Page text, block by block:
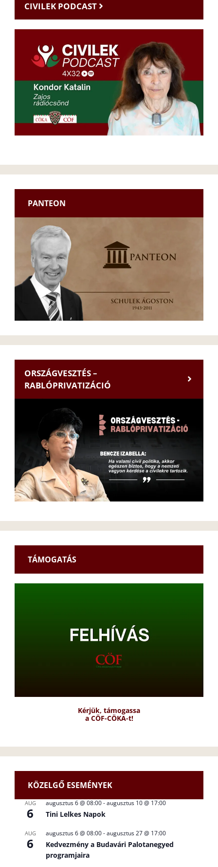
CIVILEK PODCAST
PANTEON
ORSZÁGVESZTÉS –
RABLÓPRIVATIZÁCIÓ
TÁMOGATÁS
Kérjük, támogassa
a CÖF-CÖKA-t!
KÖZELGŐ ESEMÉNYEK
AUG
6
augusztus 6 @ 08:00-augusztus 10 @ 17:00
Tini Lelkes Napok
AUG
6
augusztus 6 @ 08:00-augusztus 27 @ 17:00
Kedvezmény a Budavári Palotanegyed
programjaira